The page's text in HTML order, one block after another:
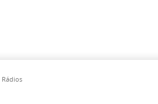
Rádios